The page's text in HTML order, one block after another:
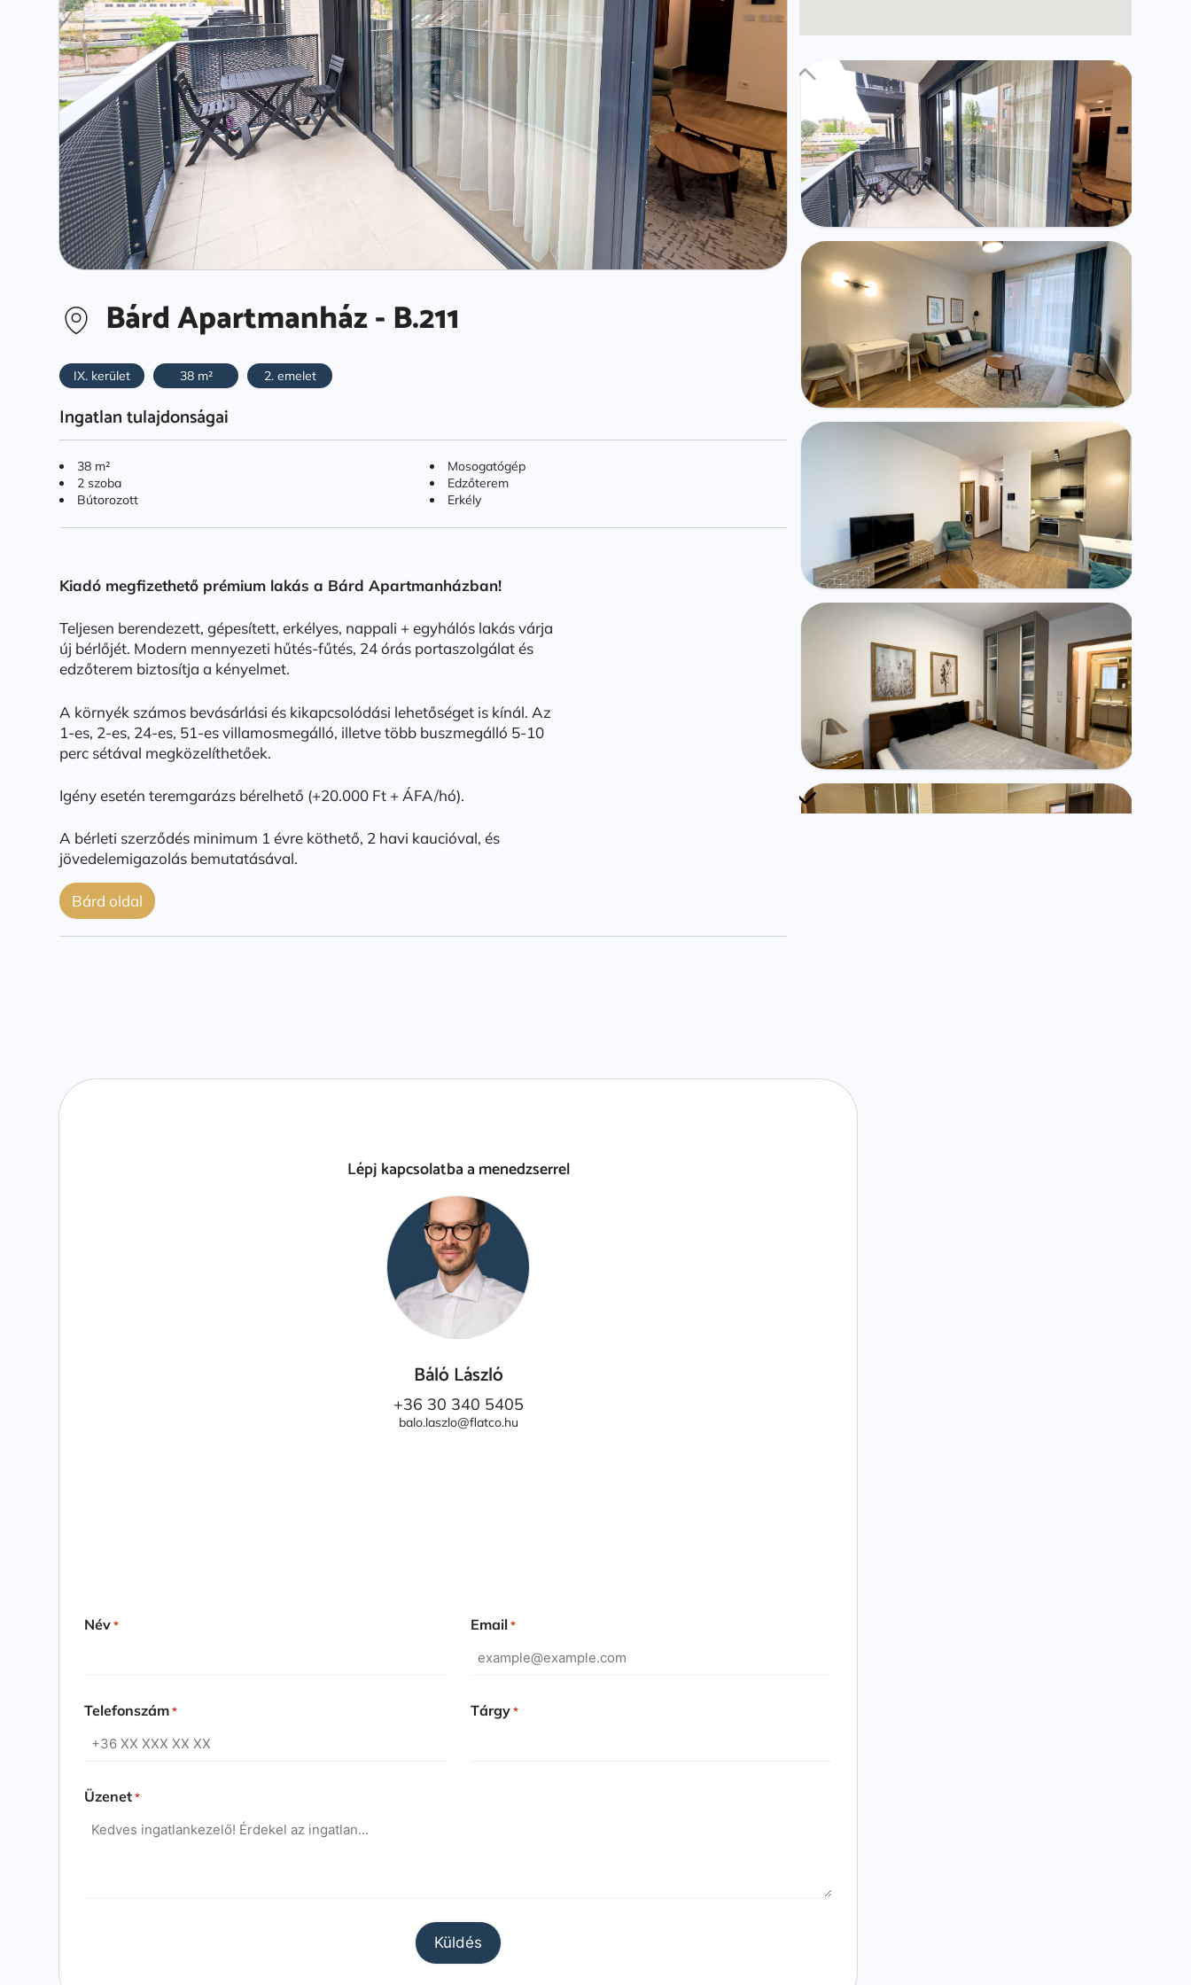
Bárd Apartmanház - B.211
IX. kerület 38 m² 2. emelet
Ingatlan tulajdonságai
38 m²
2 szoba
Bútorozott
Mosogatógép
Edzőterem
Erkély
Kiadó megfizethető prémium lakás a Bárd Apartmanházban!
Teljesen berendezett, gépesített, erkélyes, nappali + egyhálós lakás várja
új bérlőjét. Modern mennyezeti hűtés-fűtés, 24 órás portaszolgálat és
edzőterem biztosítja a kényelmet.
A környék számos bevásárlási és kikapcsolódási lehetőséget is kínál. Az
1-es, 2-es, 24-es, 51-es villamosmegálló, illetve több buszmegálló 5-10
perc sétával megközelíthetőek.
Igény esetén teremgarázs bérelhető (+20.000 Ft + ÁFA/hó).
A bérleti szerződés minimum 1 évre köthető, 2 havi kaucióval, és
jövedelemigazolás bemutatásával.
Bárd oldal
Lépj kapcsolatba a menedzserrel
Báló László
+36 30 340 5405
balo.laszlo@flatco.hu
Név * Email *
Telefonszám * Tárgy *
Üzenet *